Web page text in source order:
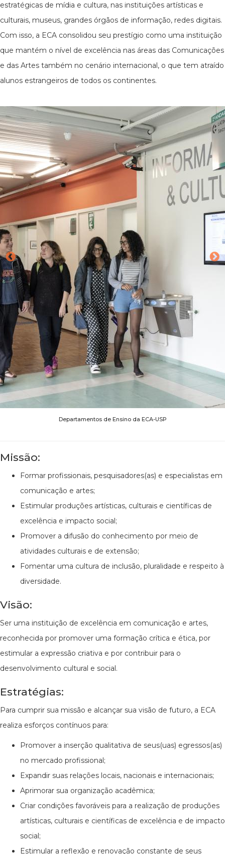
estratégicas de mídia e cultura, nas instituições artísticas e
culturais, museus, grandes órgãos de informação, redes digitais.
Com isso, a ECA consolidou seu prestígio como uma instituição
que mantém o nível de excelência nas áreas das Comunicações
e das Artes também no cenário internacional, o que tem atraído
alunos estrangeiros de todos os continentes.
Departamentos de Ensino da ECA-USP
Missão:
Formar profissionais, pesquisadores(as) e especialistas em
comunicação e artes;
Estimular produções artísticas, culturais e científicas de
excelência e impacto social;
Promover a difusão do conhecimento por meio de
atividades culturais e de extensão;
Fomentar uma cultura de inclusão, pluralidade e respeito à
diversidade.
Visão:
Ser uma instituição de excelência em comunicação e artes,
reconhecida por promover uma formação crítica e ética, por
estimular a expressão criativa e por contribuir para o
desenvolvimento cultural e social.
Estratégias:
Para cumprir sua missão e alcançar sua visão de futuro, a ECA
realiza esforços contínuos para:
Promover a inserção qualitativa de seus(uas) egressos(as)
no mercado profissional;
Expandir suas relações locais, nacionais e internacionais;
Aprimorar sua organização acadêmica;
Criar condições favoráveis para a realização de produções
artísticas, culturais e científicas de excelência e de impacto
social;
Estimular a reflexão e renovação constante de seus